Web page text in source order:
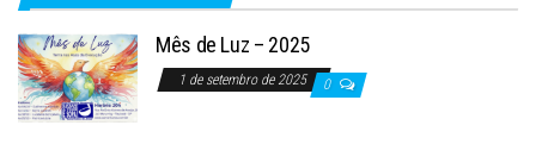
Mês de Luz – 2025
1 de setembro de 2025 0